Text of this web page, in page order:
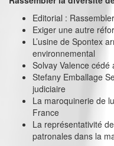
Editorial :
Exiger une autre
L’usine de Spontex
environnemental
Solvay Valence
Stefany Emballage
judiciaire
La maroquinerie de
France
La représentativité
patronales dans la